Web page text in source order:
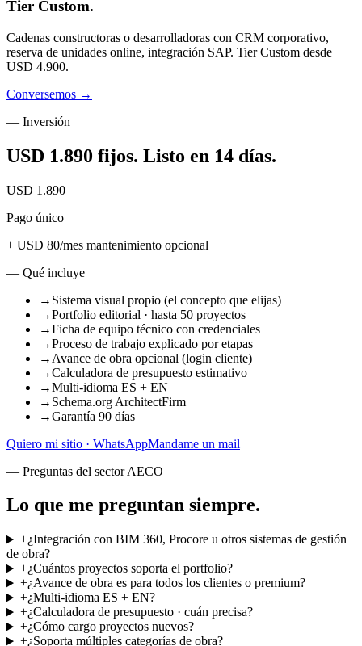
Tier Custom.
Cadenas constructoras o desarrolladoras con CRM corporativo,
reserva de unidades online, integración SAP. Tier Custom desde
USD 4.900.
Conversemos →
— Inversión
USD 1.890 fijos. Listo en 14 días.
USD 1.890
Pago único
+ USD 80/mes mantenimiento opcional
— Qué incluye
→ Sistema visual propio (el concepto que elijas)
→Portfolio editorial · hasta 50 proyectos
→Ficha de equipo técnico con credenciales
→Proceso de trabajo explicado por etapas
→ Avance de obra opcional (login cliente)
→Calculadora de presupuesto estimativo
→Multi-idioma ES + EN
→ Schema.org ArchitectFirm
→Garantía 90 días
Quiero mi sitio · WhatsAppMandame un mail
— Preguntas del sector AECO
Lo que me preguntan siempre.
+¿Integración con BIM 360, Procore u otros sistemas de gestión
de obra?
+¿Cuántos proyectos soporta el portfolio?
+¿Avance de obra es para todos los clientes o premium?
+¿Multi-idioma ES + EN?
+¿Calculadora de presupuesto · cuán precisa?
+¿Cómo cargo proyectos nuevos?
+¿Soporta múltiples categorías de obra?